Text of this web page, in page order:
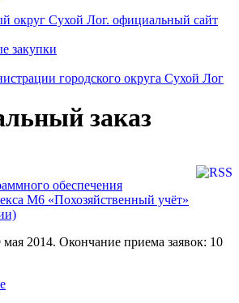
округ Сухой Лог. официальный сайт
закупки
городского округа Сухой Лог
заказ
обеспечения
М6 «Похозяйственный учёт»
мая 2014. Окончание приема заявок: 10